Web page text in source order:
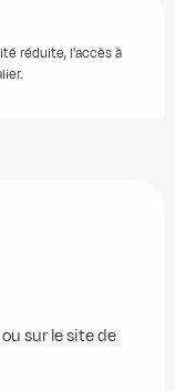
réduite, l'accès à
sur le site de